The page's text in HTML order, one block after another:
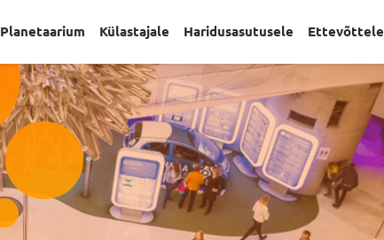
Planetaarium Külastajale Haridusasutusele Ettevõttele